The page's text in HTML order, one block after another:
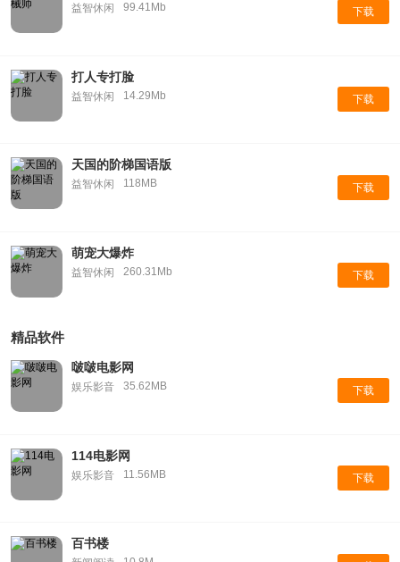
益智休闲 99.41Mb 下载
打人专打脸
益智休闲 14.29Mb 下载
天国的阶梯国语版
益智休闲 118MB 下载
萌宠大爆炸
益智休闲 260.31Mb 下载
精品软件
啵啵电影网
娱乐影音 35.62MB 下载
114电影网
娱乐影音 11.56MB 下载
百书楼